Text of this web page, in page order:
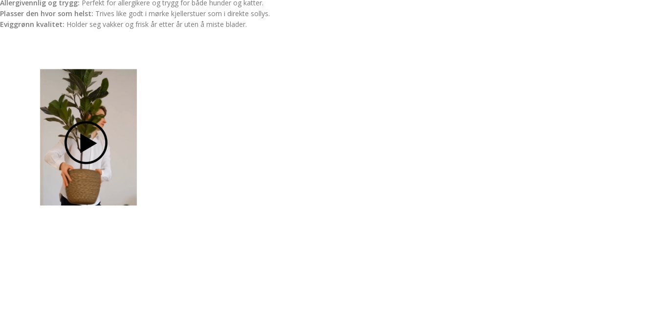
Allergivennlig og trygg: Perfekt for allergikere og trygg for både hunder og katter.
Plasser den hvor som helst: Trives like godt i mørke kjellerstuer som i direkte sollys.
Eviggrønn kvalitet: Holder seg vakker og frisk år etter år uten å miste blader.